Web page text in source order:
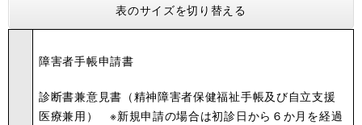
表のサイズを切り替える
障害者手帳申請書
診断書兼意見書（精神障害者保健福祉手帳及び自立支援
医療兼用） ※新規申請の場合は初診日から６か月を経過